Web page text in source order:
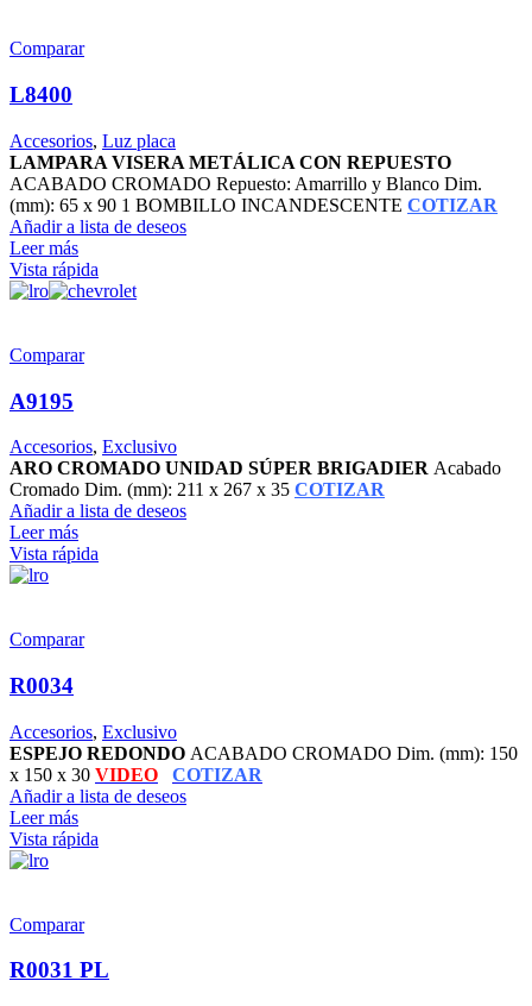
Comparar
L8400
Accesorios, Luz placa
LAMPARA VISERA METÁLICA CON REPUESTO
ACABADO CROMADO Repuesto: Amarrillo y Blanco Dim.
(mm): 65 x 90 1 BOMBILLO INCANDESCENTE COTIZAR
Añadir a lista de deseos
Leer más
Vista rápida
Comparar
A9195
Accesorios, Exclusivo
ARO CROMADO UNIDAD SÚPER BRIGADIER Acabado
Cromado Dim. (mm): 211 x 267 x 35 COTIZAR
Añadir a lista de deseos
Leer más
Vista rápida
Comparar
R0034
Accesorios, Exclusivo
ESPEJO REDONDO ACABADO CROMADO Dim. (mm): 150
x 150 x 30 VIDEO
COTIZAR
Añadir a lista de deseos
Leer más
Vista rápida
Comparar
R0031 PL